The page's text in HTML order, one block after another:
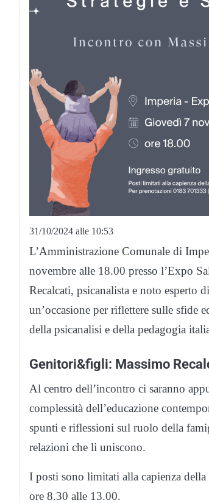
31/10/2024 alle 10:53
L’Amministrazione Comunale di
novembre alle 18.00 presso l’Expo
Recalcati, psicanalista e noto esperto
un’occasione per riflettere sulle sfide
della psicanalisi e della pedagogia
Genitori&figli: Massimo
Al centro dell’incontro ci saranno
complessità dell’educazione
spunti e riflessioni sul ruolo della
relazioni che li uniscono.
I posti sono limitati alla capienza
ore 8.30 alle 13.00.